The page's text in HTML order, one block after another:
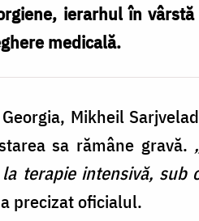
ierarhul în
medicală.
Mikheil
sa rămâne gravă.
terapie intensivă, sub
precizat oficialul.